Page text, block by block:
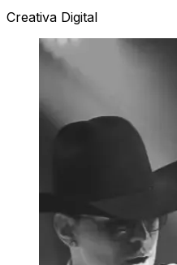
Creativa Digital